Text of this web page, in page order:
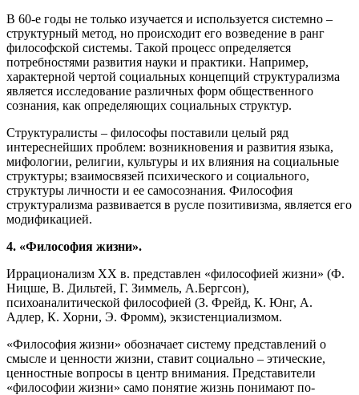
В 60-е годы не только изучается и используется системно –
структурный метод, но происходит его возведение в ранг
философской системы. Такой процесс определяется
потребностями развития науки и практики. Например,
характерной чертой социальных концепций структурализма
является исследование различных форм общественного
сознания, как определяющих социальных структур.
Структуралисты – философы поставили целый ряд
интереснейших проблем: возникновения и развития языка,
мифологии, религии, культуры и их влияния на социальные
структуры; взаимосвязей психического и социального,
структуры личности и ее самосознания. Философия
структурализма развивается в русле позитивизма, является его
модификацией.
4. «Философия жизни».
Иррационализм ХХ в. представлен «философией жизни» (Ф.
Ницше, В. Дильтей, Г. Зиммель, А.Бергсон),
психоаналитической философией (З. Фрейд, К. Юнг, А.
Адлер, К. Хорни, Э. Фромм), экзистенциализмом.
«Философия жизни» обозначает систему представлений о
смысле и ценности жизни, ставит социально – этические,
ценностные вопросы в центр внимания. Представители
«философии жизни» само понятие жизнь понимают по-